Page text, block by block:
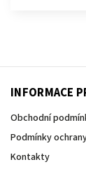
INFORMACE
Obchodní
Podmínky
Kontakty